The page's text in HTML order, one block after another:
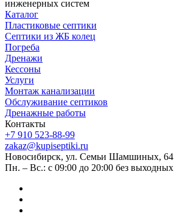
инженерных систем
Каталог
Пластиковые септики
Септики из ЖБ колец
Погреба
Дренажи
Кессоны
Услуги
Монтаж канализации
Обслуживание септиков
Дренажные работы
Контакты
+7 910 523-88-99
zakaz@kupiseptiki.ru
Новосибирск, ул. Семьи Шамшиных, 64
Пн. – Вс.: с 09:00 до 20:00 без выходных